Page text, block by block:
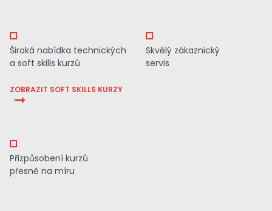
Široká nabídka technických
a soft skills kurzů
ZOBRAZIT SOFT SKILLS KURZY
Skvělý zákaznický
servis
Přizpůsobení kurzů
přesně na míru